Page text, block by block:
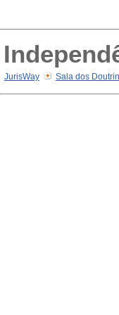
JurisWay Sala dos